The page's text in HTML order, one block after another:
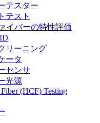
テスター
テスト
イバーの特性評価
リーニング
ータ
センサ
光源
(HCF) Testing